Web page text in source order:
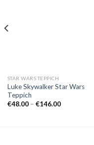
STAR WARS TEPPICH
Luke Skywalker Star Wars
Teppich
€48.00 – €146.00Preisspanne: